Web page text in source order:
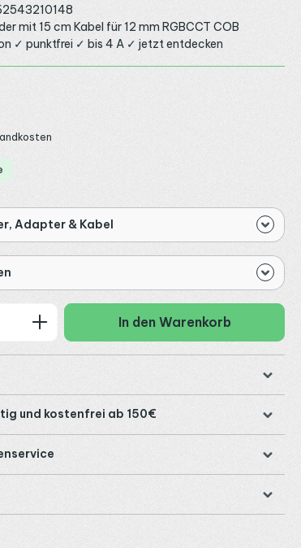
mit 15 cm Kabel für 12 mm RGBCCT COB
✓ punktfrei ✓ bis 4 A ✓ jetzt entdecken
Adapter & Kabel
Gib den gewünschten Wert
In den Warenkorb
und kostenfrei ab 150€